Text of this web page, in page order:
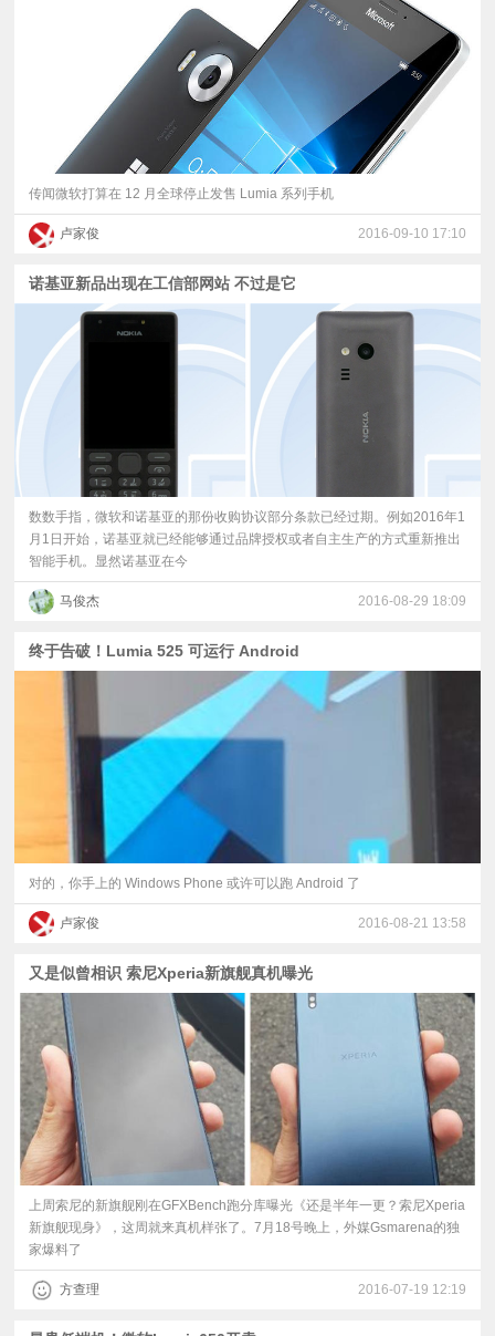
传闻微软打算在 12 月全球停止发售 Lumia 系列手机
卢家俊 2016-09-10 17:10
诺基亚新品出现在工信部网站 不过是它
数数手指，微软和诺基亚的那份收购协议部分条款已经过期。例如2016年1
月1日开始，诺基亚就已经能够通过品牌授权或者自主生产的方式重新推出
智能手机。显然诺基亚在今
马俊杰 2016-08-29 18:09
终于告破！Lumia 525 可运行 Android
对的，你手上的 Windows Phone 或许可以跑 Android 了
卢家俊 2016-08-21 13:58
又是似曾相识 索尼Xperia新旗舰真机曝光
上周索尼的新旗舰刚在GFXBench跑分库曝光《还是半年一更？索尼Xperia
新旗舰现身》，这周就来真机样张了。7月18号晚上，外媒Gsmarena的独
家爆料了
方查理 2016-07-19 12:19